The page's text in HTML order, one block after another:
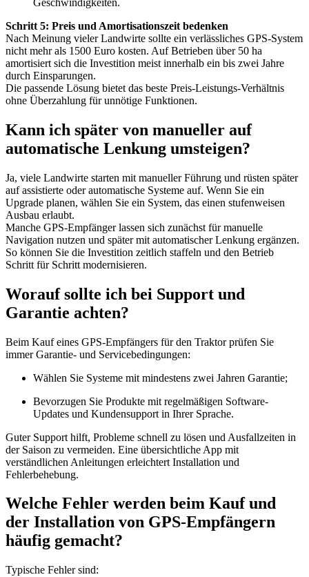
Geschwindigkeiten.
Schritt 5: Preis und Amortisationszeit bedenken
Nach Meinung vieler Landwirte sollte ein verlässliches GPS-System
nicht mehr als 1500 Euro kosten. Auf Betrieben über 50 ha
amortisiert sich die Investition meist innerhalb ein bis zwei Jahre
durch Einsparungen.
Die passende Lösung bietet das beste Preis-Leistungs-Verhältnis
ohne Überzahlung für unnötige Funktionen.
Kann ich später von manueller auf
automatische Lenkung umsteigen?
Ja, viele Landwirte starten mit manueller Führung und rüsten später
auf assistierte oder automatische Systeme auf. Wenn Sie ein
Upgrade planen, wählen Sie ein System, das einen stufenweisen
Ausbau erlaubt.
Manche GPS-Empfänger lassen sich zunächst für manuelle
Navigation nutzen und später mit automatischer Lenkung ergänzen.
So können Sie die Investition zeitlich staffeln und den Betrieb
Schritt für Schritt modernisieren.
Worauf sollte ich bei Support und
Garantie achten?
Beim Kauf eines GPS-Empfängers für den Traktor prüfen Sie
immer Garantie- und Servicebedingungen:
Wählen Sie Systeme mit mindestens zwei Jahren Garantie;
Bevorzugen Sie Produkte mit regelmäßigen Software-
Updates und Kundensupport in Ihrer Sprache.
Guter Support hilft, Probleme schnell zu lösen und Ausfallzeiten in
der Saison zu vermeiden. Eine übersichtliche App mit
verständlichen Anleitungen erleichtert Installation und
Fehlerbehebung.
Welche Fehler werden beim Kauf und
der Installation von GPS-Empfängern
häufig gemacht?
Typische Fehler sind: